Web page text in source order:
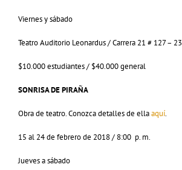
Viernes y sábado
Teatro Auditorio Leonardus / Carrera 21 # 127 – 23
$10.000 estudiantes / $40.000 general
SONRISA DE PIRAÑA
Obra de teatro. Conozca detalles de ellaaquí.
15 al 24 de febrero de 2018 / 8:00 p. m.
Jueves a sábado